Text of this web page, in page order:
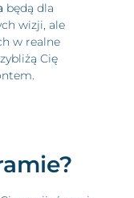
będą dla
wizji, ale
w realne
Cię